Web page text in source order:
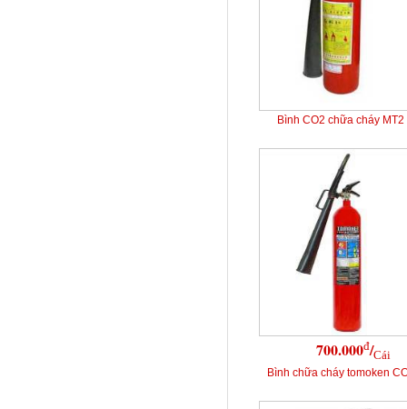
Bình CO2 chữa cháy MT2
700.000đ/Cái
Bình chữa cháy tomoken